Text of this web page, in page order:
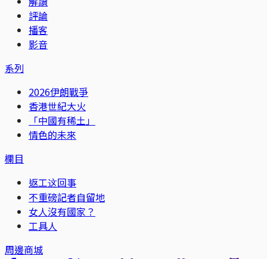
評論
播客
影音
系列
2026伊朗戰爭
香港世紀大火
「中國有稀土」
情色的未來
欄目
返工这回事
不重磅記者自留地
女人沒有國家？
工具人
周邊商城